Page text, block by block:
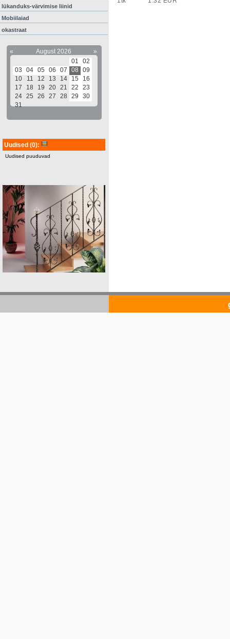
lükanduks-värvimise liinid
Mobiilaiad
okastraat
« August 2026
»
01
02
03
04 05 06 07 08
09
10
11 12 13 14 15
16
17
18 19 20 21 22
23
24 25 26 27 28 29
30
31
Uudised (0):
Uudised puuduvad